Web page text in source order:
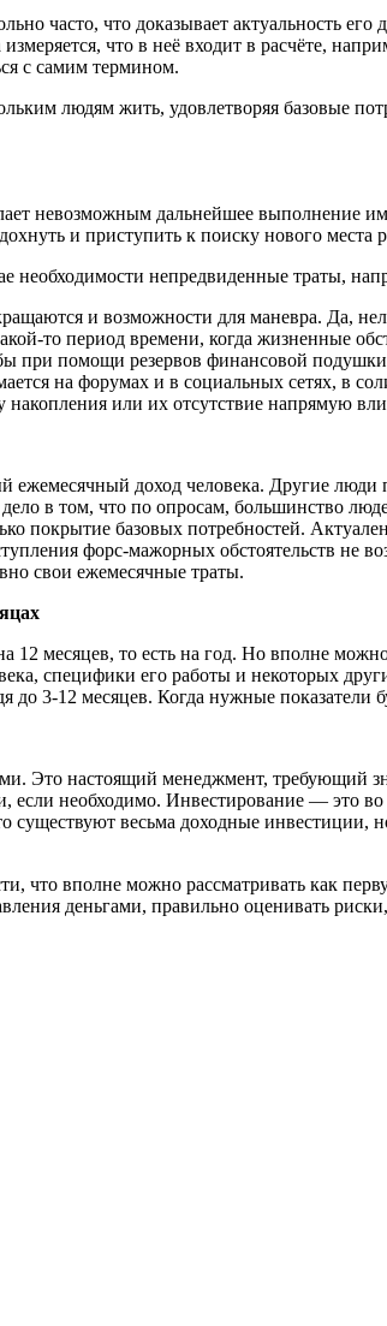
часто, что доказывает актуальность
что в неё входит в расчёте,
с самим термином.
людям жить, удовлетворяя базовые
невозможным дальнейшее выполнение
и приступить к поиску нового места
непредвиденные траты,
и возможности для маневра. Да,
то период времени, когда жизненные
при помощи резервов финансовой
на форумах и в социальных сетях, в
или их отсутствие напрямую
ежемесячный доход человека. Другие
в том, что по опросам, большинство
покрытие базовых потребностей.
форс-мажорных обстоятельств
свои ежемесячные траты.
месяцев, то есть на год. Но вполне
специфики его работы и некоторых
до 3-12 месяцев. Когда нужные показатели
Это настоящий менеджмент, требующий
если необходимо. Инвестирование — это
существуют весьма доходные
что вполне можно рассматривать как
деньгами, правильно оценивать